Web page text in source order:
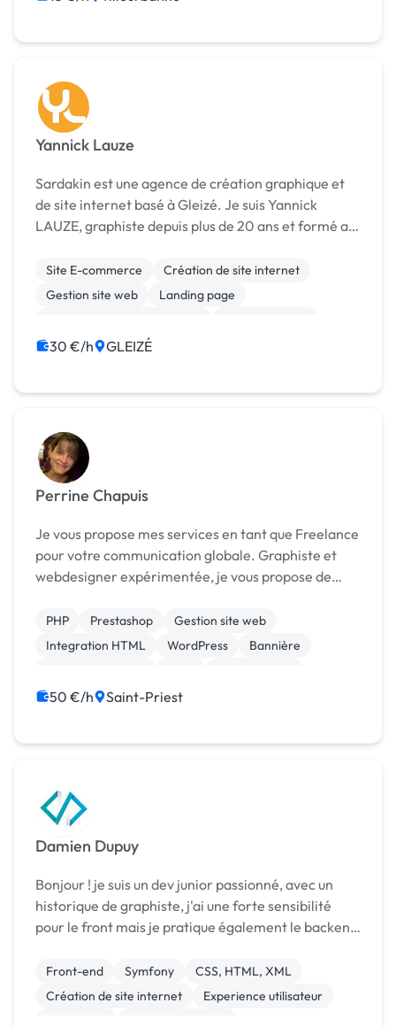
Yannick Lauze
Sardakin est une agence de création graphique et
de site internet basé à Gleizé. Je suis Yannick
LAUZE, graphiste depuis plus de 20 ans et formé au
dans votre projet de la conception de votre ...
Site E-commerce
Création de site internet
Gestion site web
Landing page
Wix
Audio, Video, Multimedia
30 €/h GLEIZÉ
Perrine Chapuis
Je vous propose mes services en tant que Freelance
pour votre communication globale. Graphiste et
webdesigner expérimentée, je vous propose de
et du marketing. Forte de plus de 11 ans d’expé...
PHP Prestashop
Gestion site web
Integration HTML
WordPress
Bannière
Print (flyer, plaquette, affiche...)
50 €/h Saint-Priest
Damien Dupuy
Bonjour ! je suis un dev junior passionné, avec un
historique de graphiste, j'ai une forte sensibilité
pour le front mais je pratique également le backend
SEO / SEA et les CMS, ma dernière réalisatio...
Front-end Symfony
CSS, HTML, XML
Création de site internet
Experience utilisateur